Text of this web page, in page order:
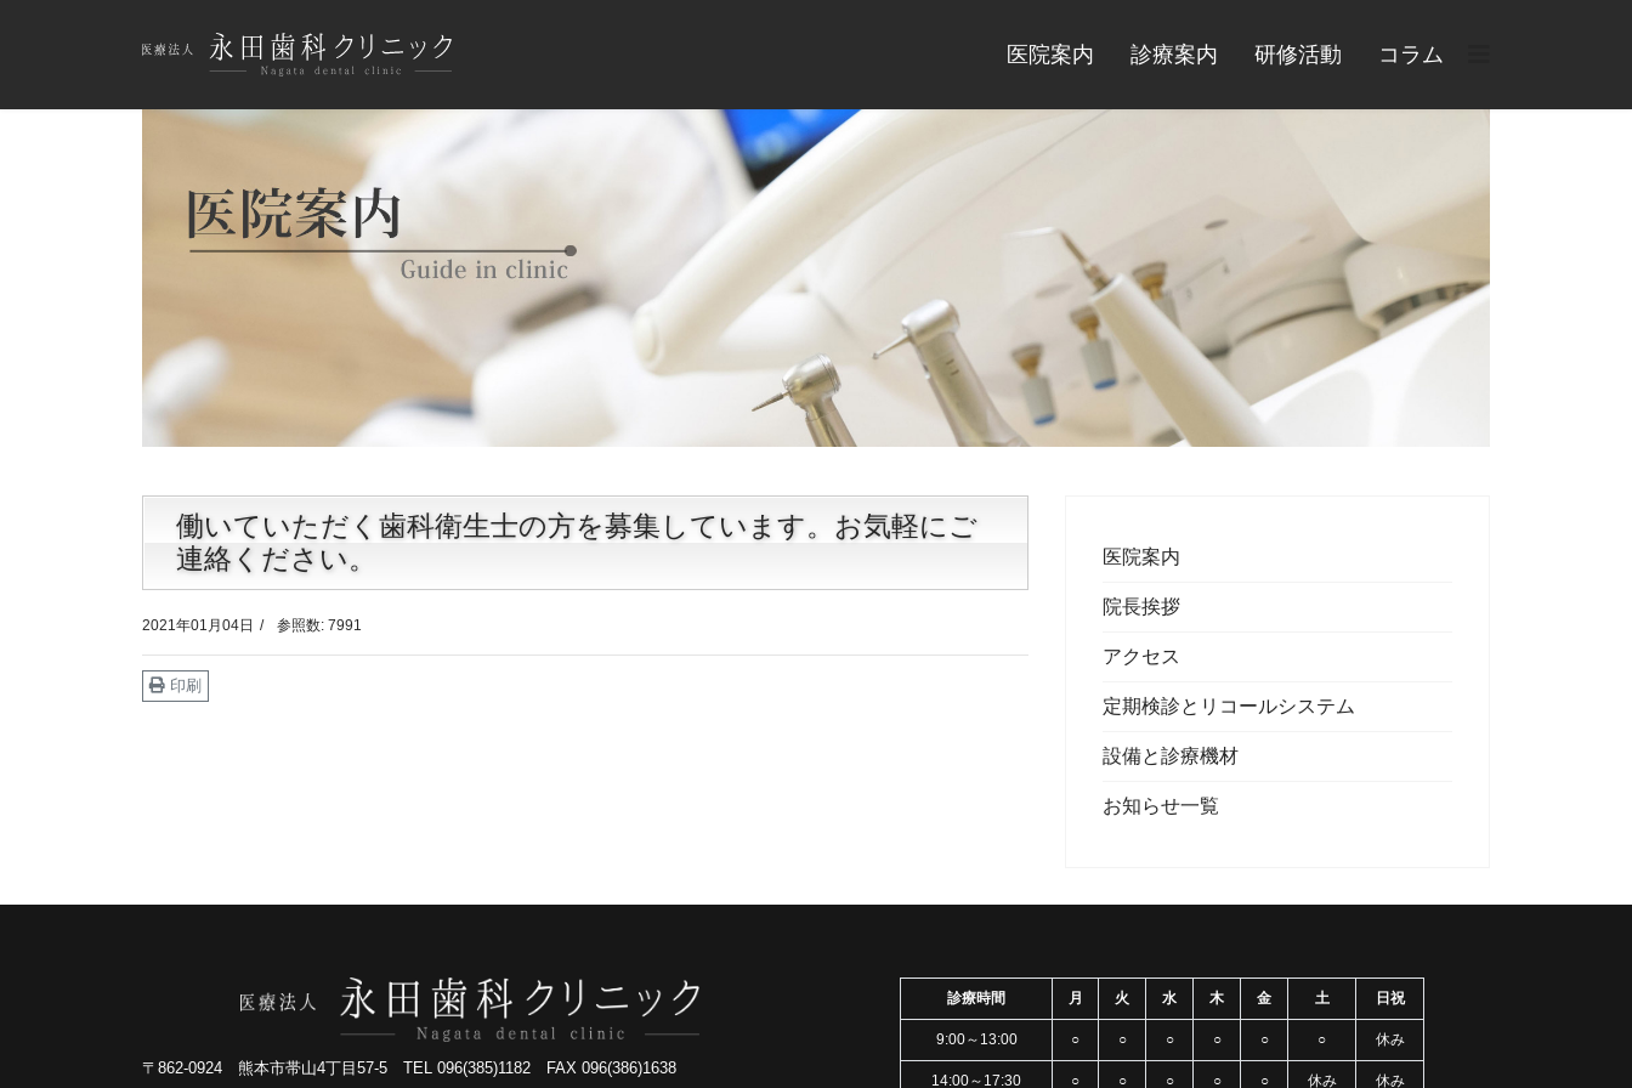
医院案内 診療案内 研修活動 コラム
働いていただく歯科衛生士の方を募集しています。お気軽にご
連絡ください。
2021年01月04日 参照数: 7991
印刷
医院案内
院長挨拶
アクセス
定期検診とリコールシステム
設備と診療機材
お知らせ一覧
〒862-0924 熊本市帯山4丁目57-5 TEL 096(385)1182 FAX 096(386)1638
診療時間 月 火 水 木 金 土 日祝
9:00～13:00 ○ ○ ○ ○ ○ ○ 休み
14:00～17:30 ○ ○ ○ ○ ○ 休み 休み